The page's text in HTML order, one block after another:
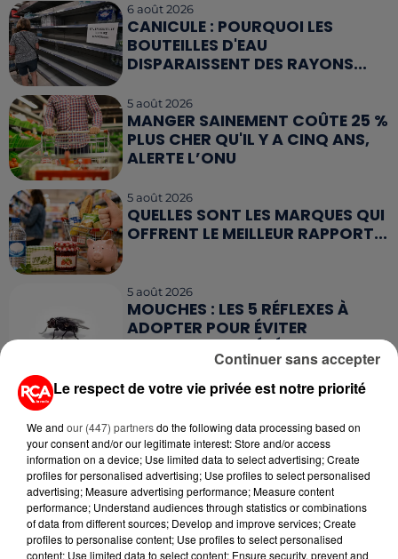
6 août 2026
CANICULE : POURQUOI LES
BOUTEILLES D'EAU
DISPARAISSENT DES RAYONS...
5 août 2026
MANGER SAINEMENT COÛTE 25 %
PLUS CHER QU'IL Y A CINQ ANS,
ALERTE L’ONU
5 août 2026
QUELLES SONT LES MARQUES QUI
OFFRENT LE MEILLEUR RAPPORT...
5 août 2026
MOUCHES : LES 5 RÉFLEXES À
ADOPTER POUR ÉVITER
4 août 2026
RUÉE VERS LES LUNETTES DE...
RETROUVEZ TOUTE L'ACTU DE LA RÉGION ET
Le respect de votre vie privée est notre priorité
We and our (447) partnersdo the following data processing based on
your consent and/or our legitimate interest: Store and/or access
information on a device; Use limited data to select advertising; Create
profiles for personalised advertising; Use profiles to select personalised
advertising; Measure advertising performance; Measure content
performance; Understand audiences through statistics or combinations
of data from different sources; Develop and improve services; Create
profiles to personalise content; Use profiles to select personalised
content; Use limited data to select content; Ensure security, prevent and
Continuer sans accepter